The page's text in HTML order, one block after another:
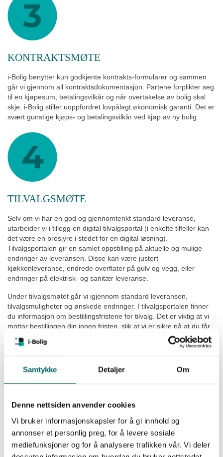
Samtykke Detaljer Om
Denne nettsiden anvender cookies
Vi bruker informasjonskapsler for å gi innhold og
annonser et personlig preg, for å levere sosiale
mediefunksjoner og for å analysere trafikken vår. Vi deler
KONTRAKTSMØTE
i-Bolig benytter kun godkjente kontrakts-formularer og sammen
går vi gjennom all kontraktsdokumentasjon. Partene forplikter seg
til en kjøpesum, betalingsvilkår og når overtakelse av bolig skal
skje. i-Bolig stiller uoppfordret lovpålagt økonomisk garanti. Det er
svært gunstige kjøps- og betalingsvilkår ved kjøp av ny bolig.
TILVALGSMØTE
Selv om vi har en god og gjennomtenkt standard leveranse,
utarbeider vi i tillegg en digital tilvalgsportal (i enkelte tilfeller kan
det være en brosjyre i stedet for en digital løsning).
Tilvalgsportalen gir en samlet oppstilling på aktuelle og mulige
endringer av leveransen. Disse kan være justert
kjøkkenleveranse, endrede overflater på gulv og vegg, eller
endringer på elektrisk- og sanitær leveranse.
Under tilvalgsmøtet går vi igjennom standard leveransen,
tilvalgsmuligheter og ønskede endringer. I tilvalgsportalen finner
du informasjon om bestillingsfristene for tilvalg. Det er viktig at vi
mottar bestillingen din innen fristen, slik at vi er sikre på at du får
med de endringene som er med på å sette ditt personlige preg på
boligen.